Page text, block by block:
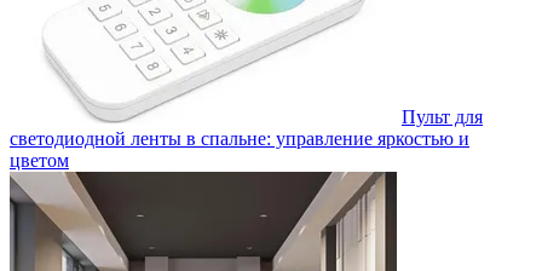
Пульт для
светодиодной ленты в спальне: управление яркостью и
цветом